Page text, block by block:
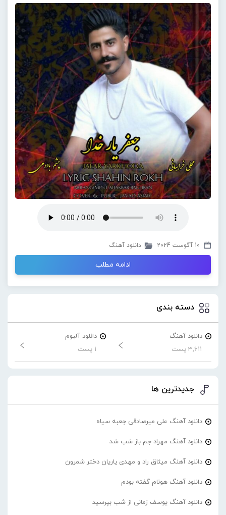
10 آگوست 2024 دانلود آهنگ
ادامه مطلب
دسته بندی
دانلود آهنگ
3,611 پست
دانلود آلبوم
1 پست
جدیدترین ها
دانلود آهنگ علی میرصادقی جعبه سیاه
دانلود آهنگ مهراد جم باز شب شد
دانلود آهنگ میثاق راد و مهدی یاریان دختر شمرون
دانلود آهنگ هونام گفته بودم
دانلود آهنگ یوسف زمانی از شب بپرسید